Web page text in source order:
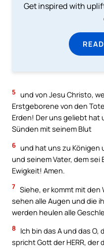
Get inspired with
5 und von Jesu Christo,
Erstgeborene von den
Erden! Der uns geliebt hat
Sünden mit seinem Blut
6 und hat uns zu Königen
und seinem Vater, dem sei
Ewigkeit! Amen.
7 Siehe, er kommt mit den
sehen alle Augen und die
werden heulen alle
8
Ich bin das A und das O,
spricht Gott der HERR, der